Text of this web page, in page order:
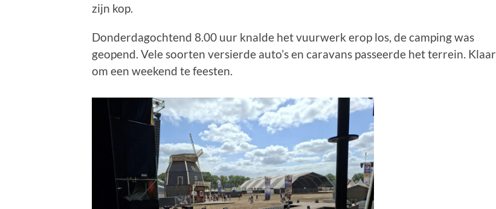
zijn kop.
Donderdagochtend 8.00 uur knalde het vuurwerk erop los, de camping was
geopend. Vele soorten versierde auto’s en caravans passeerde het terrein. Klaar
om een weekend te feesten.